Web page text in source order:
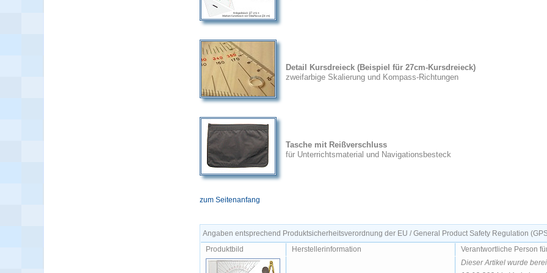
Detail Kursdreieck (Beispiel für 27cm-Kursdreieck)
zweifarbige Skalierung und Kompass-Richtungen
Tasche mit Reißverschluss
für Unterrichtsmaterial und Navigationsbesteck
zum Seitenanfang
Angaben entsprechend Produktsicherheitsverordnung der EU / General Product Safety Regulation
Produktbild
Herstellerinformation
Verantwortliche Person
Dieser Artikel wurde